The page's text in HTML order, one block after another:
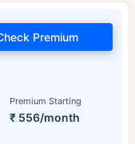
Premium Starting
₹ 556/month
Premium